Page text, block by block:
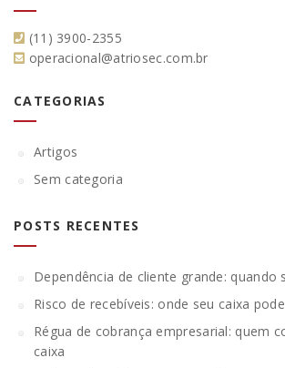
(11) 3900-2355
operacional@atriosec.com.br
CATEGORIAS
Artigos
Sem categoria
POSTS RECENTES
Dependência de cliente grande: quando
Risco de recebíveis: onde seu caixa
Régua de cobrança empresarial: quem
caixa